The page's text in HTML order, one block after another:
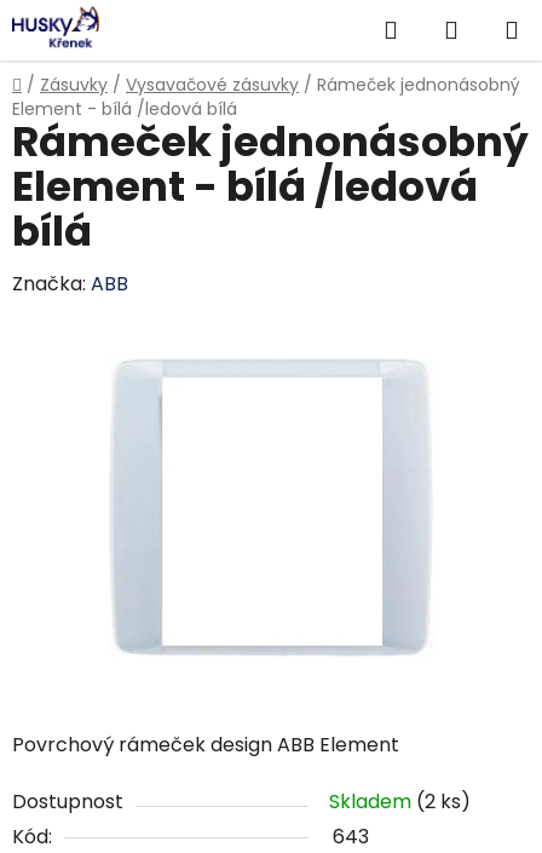
Přejít
na
obsah
Hledat
KOŠÍK
Domů
/ Zásuvky / Vysavačové zásuvky / Rámeček jednonásobný
Element - bílá /ledová bílá
Povrchový rámeček design ABB Element
Dostupnost Skladem (2 ks)
Kód:
643
Rámeček jednonásobný
Element - bílá /ledová
bílá
Značka: ABB